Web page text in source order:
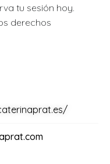
tu sesión hoy.
derechos